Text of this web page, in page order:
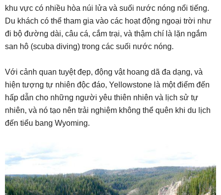
khu vực có nhiều hòa núi lửa và suối nước nóng nổi tiếng.
Du khách có thể tham gia vào các hoạt động ngoại trời như
đi bộ đường dài, câu cá, cắm trại, và thậm chí là lặn ngắm
san hô (scuba diving) trong các suối nước nóng.
Với cảnh quan tuyệt đẹp, động vật hoang dã đa dạng, và
hiện tượng tự nhiên độc đáo, Yellowstone là một điểm đến
hấp dẫn cho những người yêu thiên nhiên và lịch sử tự
nhiên, và nó tạo nên trải nghiệm không thể quên khi du lịch
đến tiểu bang Wyoming.